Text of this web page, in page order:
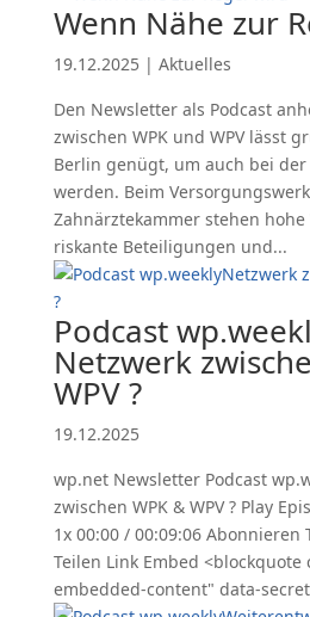
Wenn Nähe zur
19.12.2025| Aktuelles
Den Newsletter als Podcast
zwischen WPK und WPV lässt
Berlin genügt, um auch bei der
werden. Beim
Zahnärztekammer stehen
riskante Beteiligungen und...
Podcast
Netzwerk
WPV ?
19.12.2025
wp.net Newsletter Podcast
zwischen WPK & WPV ? Play
1x 00:00 / 00:09:06 Abonnieren
Teilen Link Embed <blockquote
embedded-content" data-